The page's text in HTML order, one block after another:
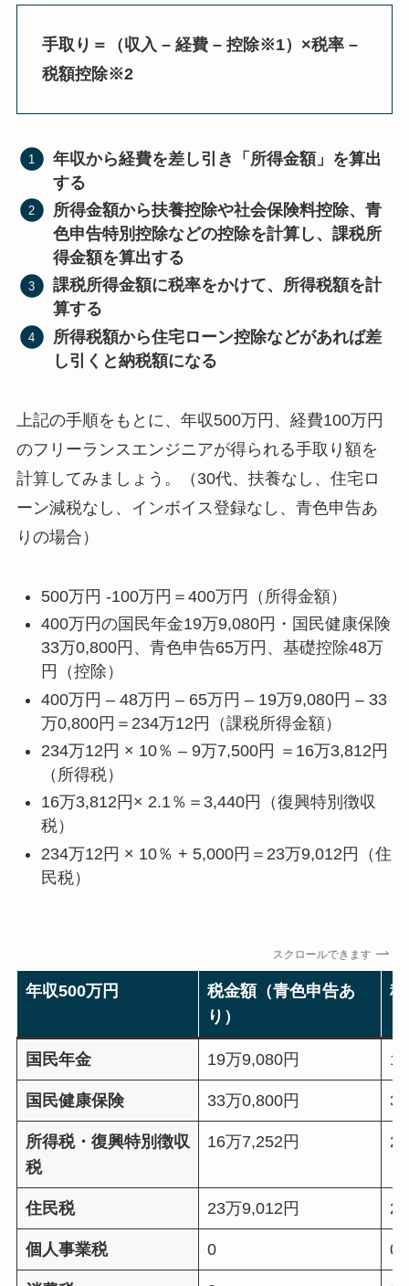
手取り＝（収入 – 経費 – 控除※1）×税率 –
税額控除※2
年収から経費を差し引き「所得金額」を算出
する
所得金額から扶養控除や社会保険料控除、青
色申告特別控除などの控除を計算し、課税所
得金額を算出する
課税所得金額に税率をかけて、所得税額を計
算する
所得税額から住宅ローン控除などがあれば差
し引くと納税額になる
上記の手順をもとに、年収500万円、経費100万円
のフリーランスエンジニアが得られる手取り額を
計算してみましょう。（30代、扶養なし、住宅ロ
ーン減税なし、インボイス登録なし、青色申告あ
りの場合）
500万円 -100万円＝400万円（所得金額）
400万円の国民年金19万9,080円・国民健康保険
33万0,800円、青色申告65万円、基礎控除48万
円（控除）
400万円 – 48万円 – 65万円 – 19万9,080円 – 33
万0,800円＝234万12円（課税所得金額）
234万12円 × 10％ – 9万7,500円 ＝16万3,812円
（所得税）
16万3,812円× 2.1％＝3,440円（復興特別徴収
税）
234万12円 × 10％ + 5,000円＝23万9,012円（住
民税）
スクロールできます
年収500万円
税金額（青色申告あ
り）
国民年金 19万9,080円
国民健康保険 33万0,800円
所得税・復興特別徴収
税
16万7,252円
住民税 23万9,012円
個人事業税 0 0